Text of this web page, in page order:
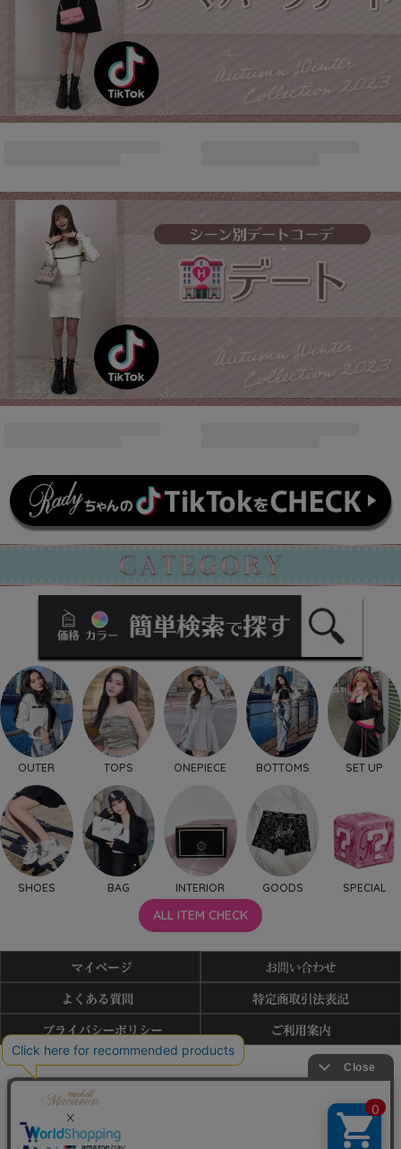
OUTER TOPS ONEPIECE BOTTOMS SET UP
SHOES BAG INTERIOR GOODS SPECIAL
ALL ITEM CHECK
利用規約